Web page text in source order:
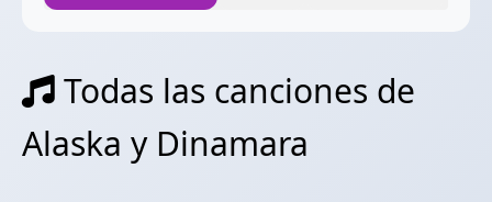
Todas las canciones de
Alaska y Dinamara